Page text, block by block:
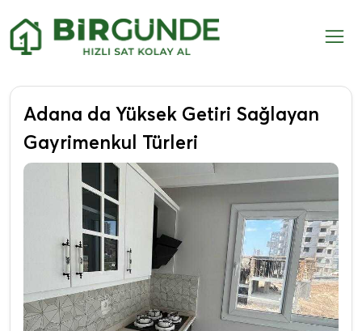
Adana da Yüksek Getiri Sağlayan
Gayrimenkul Türleri